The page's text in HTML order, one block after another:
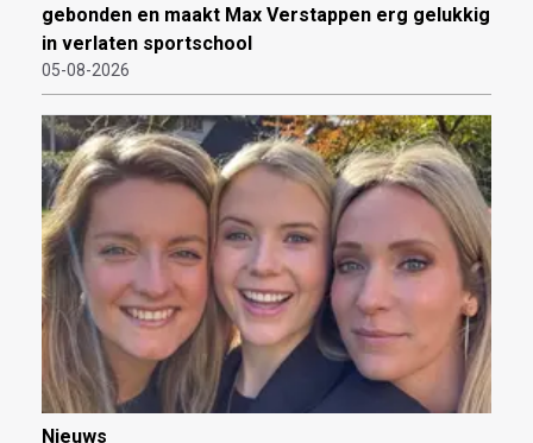
gebonden en maakt Max Verstappen erg gelukkig
in verlaten sportschool
05-08-2026
Nieuws